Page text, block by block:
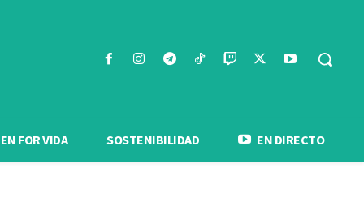
FOR VIDA SOSTENIBILIDAD EN DIRECTO